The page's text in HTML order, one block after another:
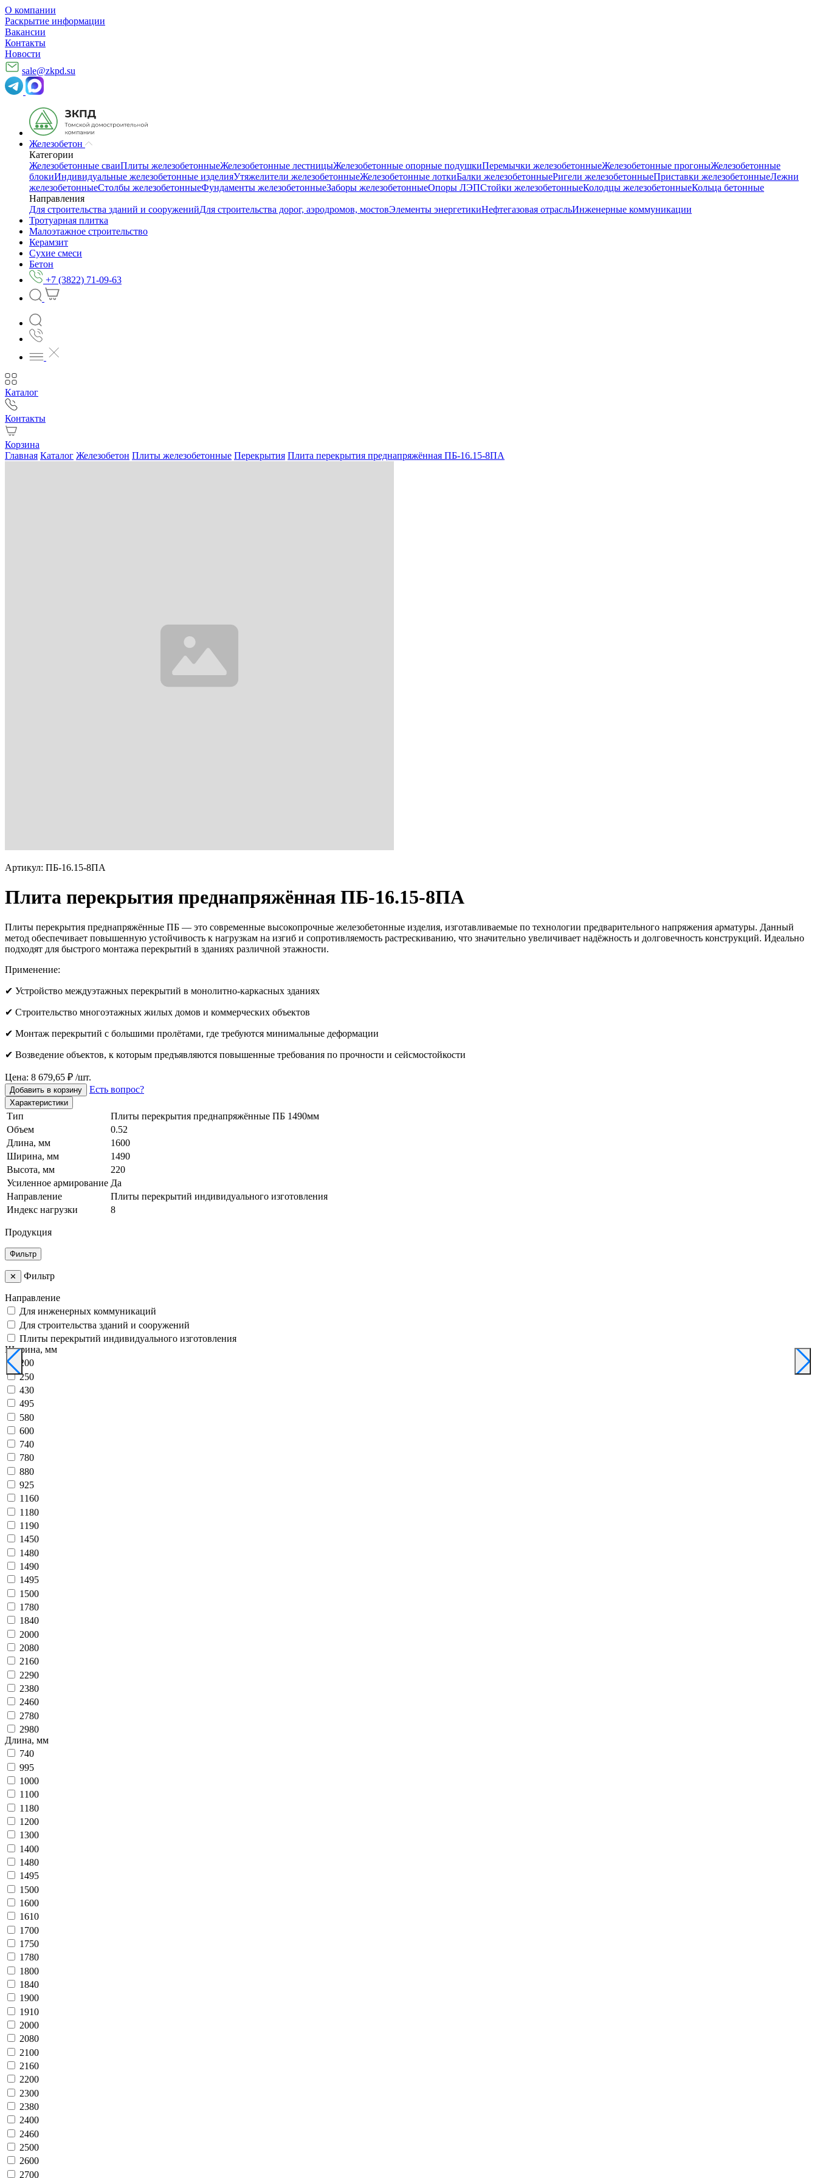
О компании
Раскрытие информации
Вакансии
Контакты
Новости
sale@zkpd.su
Железобетон
Категории
Железобетонные сваиПлиты железобетонныеЖелезобетонные лестницыЖелезобетонные опорные подушкиПеремычки железобетонныеЖелезобетонные прогоныЖелезобетонные
блокиИндивидуальные железобетонные изделияУтяжелители железобетонныеЖелезобетонные лоткиБалки железобетонныеРигели железобетонныеПриставки железобетонныеЛежни
железобетонныеСтолбы железобетонныеФундаменты железобетонныеЗаборы железобетонныеОпоры ЛЭПСтойки железобетонныеКолодцы железобетонныеКольца бетонные
Направления
Для строительства зданий и сооруженийДля строительства дорог, аэродромов, мостовЭлементы энергетикиНефтегазовая отрасльИнженерные коммуникации
Тротуарная плитка
Малоэтажное строительство
Керамзит
Сухие смеси
Бетон
+7 (3822) 71-09-63
Каталог
Контакты
Корзина
Главная Каталог Железобетон Плиты железобетонные Перекрытия Плита перекрытия преднапряжённая ПБ-16.15-8ПА
Артикул: ПБ-16.15-8ПА
Плита перекрытия преднапряжённая ПБ-16.15-8ПА
Плиты перекрытия преднапряжённые ПБ — это современные высокопрочные железобетонные изделия, изготавливаемые по технологии предварительного напряжения арматуры. Данный
метод обеспечивает повышенную устойчивость к нагрузкам на изгиб и сопротивляемость растрескиванию, что значительно увеличивает надёжность и долговечность конструкций. Идеально
подходят для быстрого монтажа перекрытий в зданиях различной этажности.
Применение:
✔ Устройство междуэтажных перекрытий в монолитно-каркасных зданиях
✔ Строительство многоэтажных жилых домов и коммерческих объектов
✔ Монтаж перекрытий с большими пролётами, где требуются минимальные деформации
✔ Возведение объектов, к которым предъявляются повышенные требования по прочности и сейсмостойкости
Цена: 8 679,65 ₽ /шт.
Добавить в корзину Есть вопрос?
Характеристики
Тип
Плиты перекрытия преднапряжённые ПБ 1490мм
Объем
0.52
Длина, мм
1600
Ширина, мм
1490
Высота, мм
220
Усиленное армирование Да
Направление
Плиты перекрытий индивидуального изготовления
Индекс нагрузки
8
Продукция
Фильтр
✕ Фильтр
Направление
Для инженерных коммуникаций
Для строительства зданий и сооружений
Плиты перекрытий индивидуального изготовления
Ширина, мм
200
250
430
495
580
600
740
780
880
925
1160
1180
1190
1450
1480
1490
1495
1500
1780
1840
2000
2080
2160
2290
2380
2460
2780
2980
Длина, мм
740
995
1000
1100
1180
1200
1300
1400
1480
1495
1500
1600
1610
1700
1750
1780
1800
1840
1900
1910
2000
2080
2100
2160
2200
2300
2380
2400
2460
2500
2600
2700